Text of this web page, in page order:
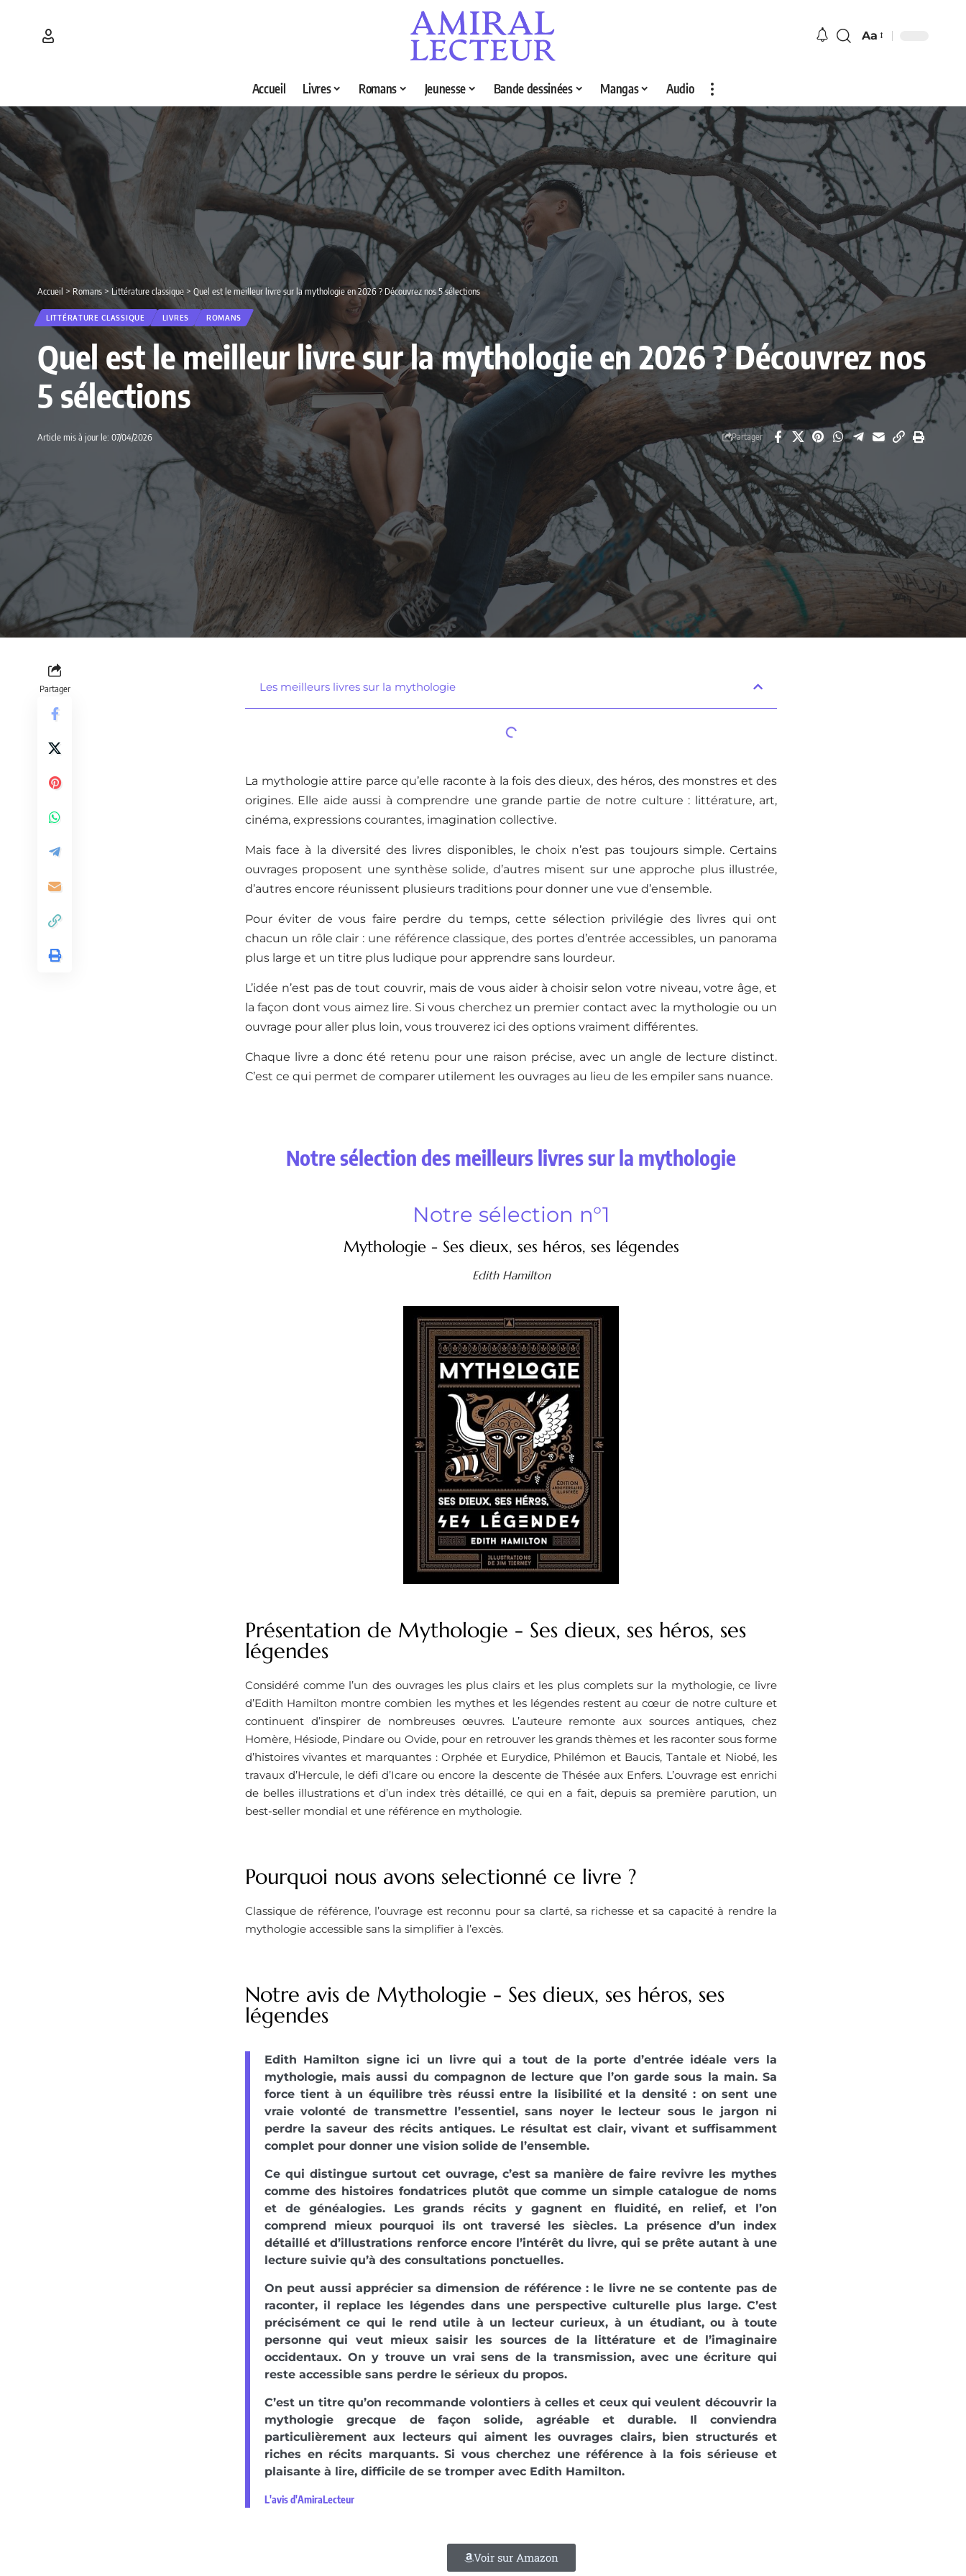
Aa
Accueil Livres Romans Jeunesse Bande dessinées Mangas Audio
Accueil > Romans > Littérature classique > Quel est le meilleur livre sur la mythologie en 2026 ? Découvrez nos 5 sélections
LITTÉRATURE CLASSIQUE LIVRES ROMANS
Quel est le meilleur livre sur la mythologie en 2026 ? Découvrez nos
5 sélections
Article mis à jour le: 07/04/2026 Partager
Partager Les meilleurs livres sur la mythologie
La mythologie attire parce qu’elle raconte à la fois des dieux, des héros, des monstres et des
origines. Elle aide aussi à comprendre une grande partie de notre culture : littérature, art,
cinéma, expressions courantes, imagination collective.
Mais face à la diversité des livres disponibles, le choix n’est pas toujours simple. Certains
ouvrages proposent une synthèse solide, d’autres misent sur une approche plus illustrée,
d’autres encore réunissent plusieurs traditions pour donner une vue d’ensemble.
Pour éviter de vous faire perdre du temps, cette sélection privilégie des livres qui ont
chacun un rôle clair : une référence classique, des portes d’entrée accessibles, un panorama
plus large et un titre plus ludique pour apprendre sans lourdeur.
L’idée n’est pas de tout couvrir, mais de vous aider à choisir selon votre niveau, votre âge, et
la façon dont vous aimez lire. Si vous cherchez un premier contact avec la mythologie ou un
ouvrage pour aller plus loin, vous trouverez ici des options vraiment différentes.
Chaque livre a donc été retenu pour une raison précise, avec un angle de lecture distinct.
C’est ce qui permet de comparer utilement les ouvrages au lieu de les empiler sans nuance.
Notre sélection des meilleurs livres sur la mythologie
Notre sélection n°1
Mythologie - Ses dieux, ses héros, ses légendes
Edith Hamilton
Présentation de Mythologie - Ses dieux, ses héros, ses
légendes
Considéré comme l’un des ouvrages les plus clairs et les plus complets sur la mythologie, ce livre
d’Edith Hamilton montre combien les mythes et les légendes restent au cœur de notre culture et
continuent d’inspirer de nombreuses œuvres. L’auteure remonte aux sources antiques, chez
Homère, Hésiode, Pindare ou Ovide, pour en retrouver les grands thèmes et les raconter sous forme
d’histoires vivantes et marquantes : Orphée et Eurydice, Philémon et Baucis, Tantale et Niobé, les
travaux d’Hercule, le défi d’Icare ou encore la descente de Thésée aux Enfers. L’ouvrage est enrichi
de belles illustrations et d’un index très détaillé, ce qui en a fait, depuis sa première parution, un
best-seller mondial et une référence en mythologie.
Pourquoi nous avons selectionné ce livre ?
Classique de référence, l’ouvrage est reconnu pour sa clarté, sa richesse et sa capacité à rendre la
mythologie accessible sans la simplifier à l’excès.
Notre avis de Mythologie - Ses dieux, ses héros, ses
légendes
Edith Hamilton signe ici un livre qui a tout de la porte d’entrée idéale vers la
mythologie, mais aussi du compagnon de lecture que l’on garde sous la main. Sa
force tient à un équilibre très réussi entre la lisibilité et la densité : on sent une
vraie volonté de transmettre l’essentiel, sans noyer le lecteur sous le jargon ni
perdre la saveur des récits antiques. Le résultat est clair, vivant et suffisamment
complet pour donner une vision solide de l’ensemble.
Ce qui distingue surtout cet ouvrage, c’est sa manière de faire revivre les mythes
comme des histoires fondatrices plutôt que comme un simple catalogue de noms
et de généalogies. Les grands récits y gagnent en fluidité, en relief, et l’on
comprend mieux pourquoi ils ont traversé les siècles. La présence d’un index
détaillé et d’illustrations renforce encore l’intérêt du livre, qui se prête autant à une
lecture suivie qu’à des consultations ponctuelles.
On peut aussi apprécier sa dimension de référence : le livre ne se contente pas de
raconter, il replace les légendes dans une perspective culturelle plus large. C’est
précisément ce qui le rend utile à un lecteur curieux, à un étudiant, ou à toute
personne qui veut mieux saisir les sources de la littérature et de l’imaginaire
occidentaux. On y trouve un vrai sens de la transmission, avec une écriture qui
reste accessible sans perdre le sérieux du propos.
C’est un titre qu’on recommande volontiers à celles et ceux qui veulent découvrir la
mythologie grecque de façon solide, agréable et durable. Il conviendra
particulièrement aux lecteurs qui aiment les ouvrages clairs, bien structurés et
riches en récits marquants. Si vous cherchez une référence à la fois sérieuse et
plaisante à lire, difficile de se tromper avec Edith Hamilton.
L'avis d'AmiraLecteur
Voir sur Amazon